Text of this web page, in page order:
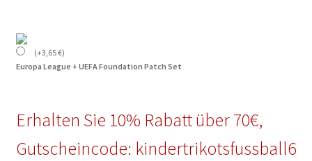
(+3,65€)
Europa League + UEFA Foundation Patch Set
Erhalten Sie 10% Rabatt über 70€,
Gutscheincode: kindertrikotsfussball6